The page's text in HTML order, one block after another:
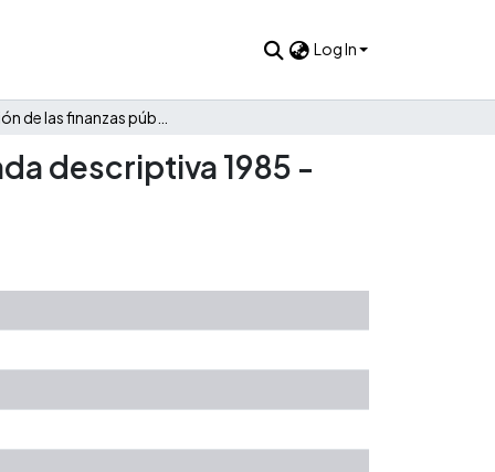
Log In
descriptiva 1985 -